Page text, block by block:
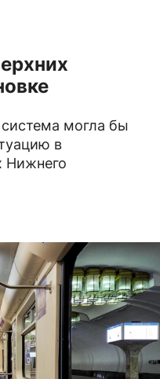
могла бы
в
Нижнего